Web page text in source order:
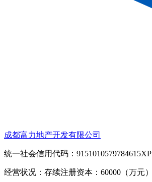
成都富力地产开发有限公司
统一社会信用代码：9151010579784615XP
经营状况：存续注册资本：60000（万元）